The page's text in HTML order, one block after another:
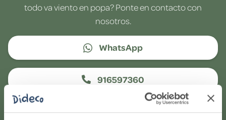
todo va viento en popa? Ponte en contacto con
nosotros.
WhatsApp
916597360
Correo electrónico